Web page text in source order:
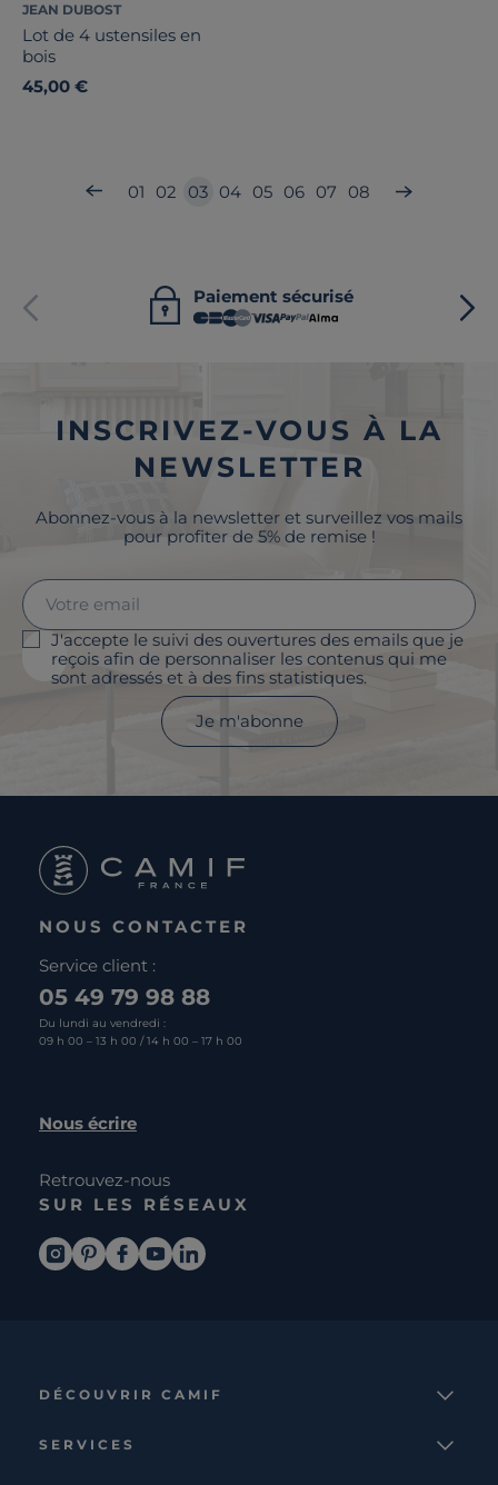
JEAN DUBOST
Lot de 4 ustensiles en
bois
45,00 €
01 02 03 04 05 06 07 08
Paiement sécurisé
INSCRIVEZ-VOUS À LA
NEWSLETTER
Abonnez-vous à la newsletter et surveillez vos mails
pour profiter de 5% de remise !
J'accepte le suivi des ouvertures des emails que je
reçois afin de personnaliser les contenus qui me
sont adressés et à des fins statistiques.
Je m'abonne
NOUS CONTACTER
Service client :
05 49 79 98 88
Du lundi au vendredi :
09 h 00 – 13 h 00 / 14 h 00 – 17 h 00
Nous écrire
Retrouvez-nous
SUR LES RÉSEAUX
DÉCOUVRIR CAMIF
SERVICES